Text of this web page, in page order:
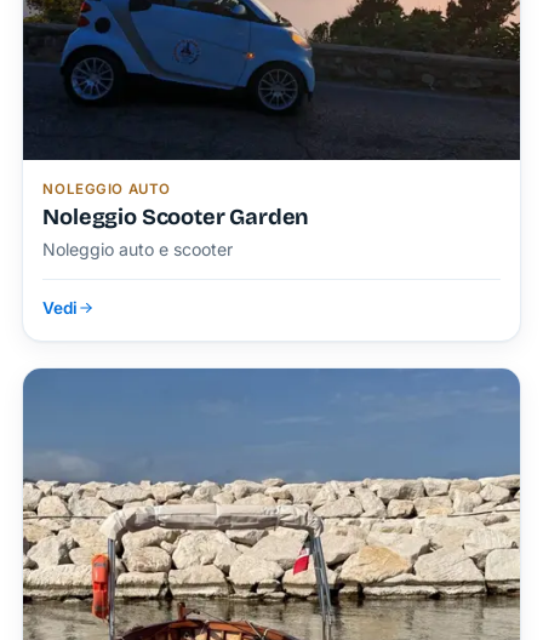
NOLEGGIO AUTO
Noleggio Scooter Garden
Noleggio auto e scooter
Vedi